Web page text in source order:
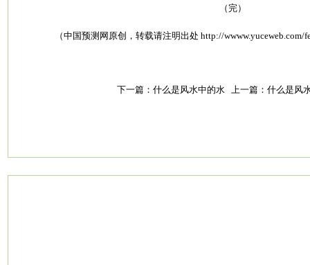
（完）
（中国预测网原创，转载请注明出处 http://wwww.yuceweb.com/
下一篇： 什么是风水中的水 上一篇： 什么是风